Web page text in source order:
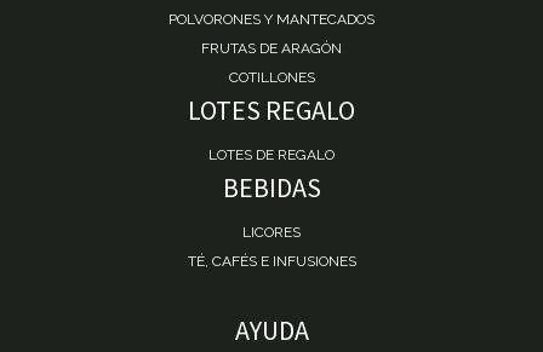
POLVORONES Y MANTECADOS
FRUTAS DE ARAGÓN
COTILLONES
LOTES REGALO
LOTES DE REGALO
BEBIDAS
LICORES
TÉ, CAFÉS E INFUSIONES
AYUDA